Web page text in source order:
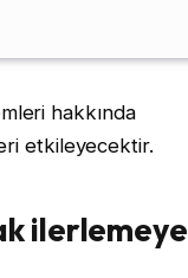
hakkında
etkileyecektir.
ilerlemeye